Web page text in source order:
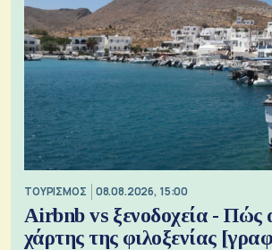
ΤΟΥΡΙΣΜΟΣ 08.08.2026, 15:00
Airbnb vs ξενοδοχεία - Πώς
χάρτης της φιλοξενίας